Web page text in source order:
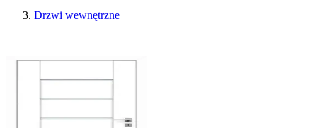
Drzwi wewnętrzne